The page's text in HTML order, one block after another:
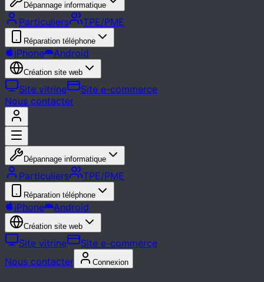
Dépannage informatique
Particuliers TPE/PME
Réparation téléphone
iPhone Android
Création site web
Site vitrine
Site e-commerce
Nous contacter
Dépannage informatique
Particuliers TPE/PME
Réparation téléphone
iPhone Android
Création site web
Site vitrine
Site e-commerce
Nous contacter
Connexion